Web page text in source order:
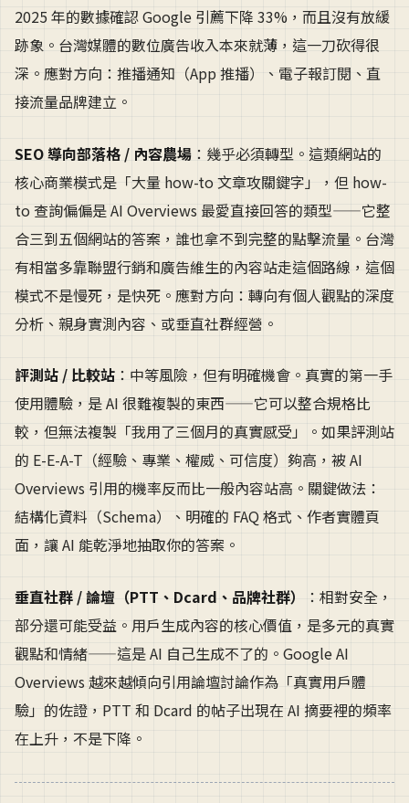
2025 年的數據確認 Google 引薦下降 33%，而且沒有放緩
跡象。台灣媒體的數位廣告收入本來就薄，這一刀砍得很
深。應對方向：推播通知（App 推播）、電子報訂閱、直
接流量品牌建立。
SEO 導向部落格 / 內容農場 ：幾乎必須轉型。這類網站的
核心商業模式是「大量 how-to 文章攻關鍵字」，但 how-
to 查詢偏偏是 AI Overviews 最愛直接回答的類型——它整
合三到五個網站的答案，誰也拿不到完整的點擊流量。台灣
有相當多靠聯盟行銷和廣告維生的內容站走這個路線，這個
模式不是慢死，是快死。應對方向：轉向有個人觀點的深度
分析、親身實測內容、或垂直社群經營。
評測站 / 比較站 ：中等風險，但有明確機會。真實的第一手
使用體驗，是 AI 很難複製的東西——它可以整合規格比
較，但無法複製「我用了三個月的真實感受」。如果評測站
的 E-E-A-T（經驗、專業、權威、可信度）夠高，被 AI
Overviews 引用的機率反而比一般內容站高。關鍵做法：
結構化資料（Schema）、明確的 FAQ 格式、作者實體頁
面，讓 AI 能乾淨地抽取你的答案。
垂直社群 / 論壇（PTT、Dcard、品牌社群）
：相對安全，
部分還可能受益。用戶生成內容的核心價值，是多元的真實
觀點和情緒——這是 AI 自己生成不了的。Google AI
Overviews 越來越傾向引用論壇討論作為「真實用戶體
驗」的佐證，PTT 和 Dcard 的帖子出現在 AI 摘要裡的頻率
在上升，不是下降。